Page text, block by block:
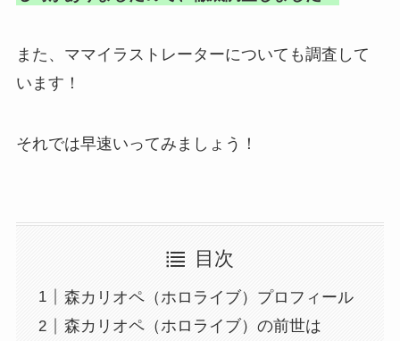
また、ママイラストレーターについても調査して
います！
それでは早速いってみましょう！
目次
森カリオペ（ホロライブ）プロフィール
森カリオペ（ホロライブ）の前世は